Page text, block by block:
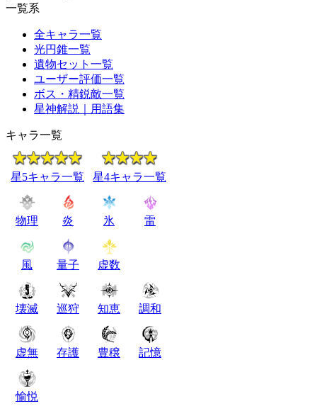
一覧系
全キャラ一覧
光円錐一覧
遺物セット一覧
ユーザー評価一覧
ボス・精鋭敵一覧
星神解説｜用語集
キャラ一覧
星5キャラ一覧 星4キャラ一覧
物理 炎 氷 雷
風 量子 虚数
壊滅 巡狩 知恵 調和
虚無 存護 豊穣 記憶
愉悦